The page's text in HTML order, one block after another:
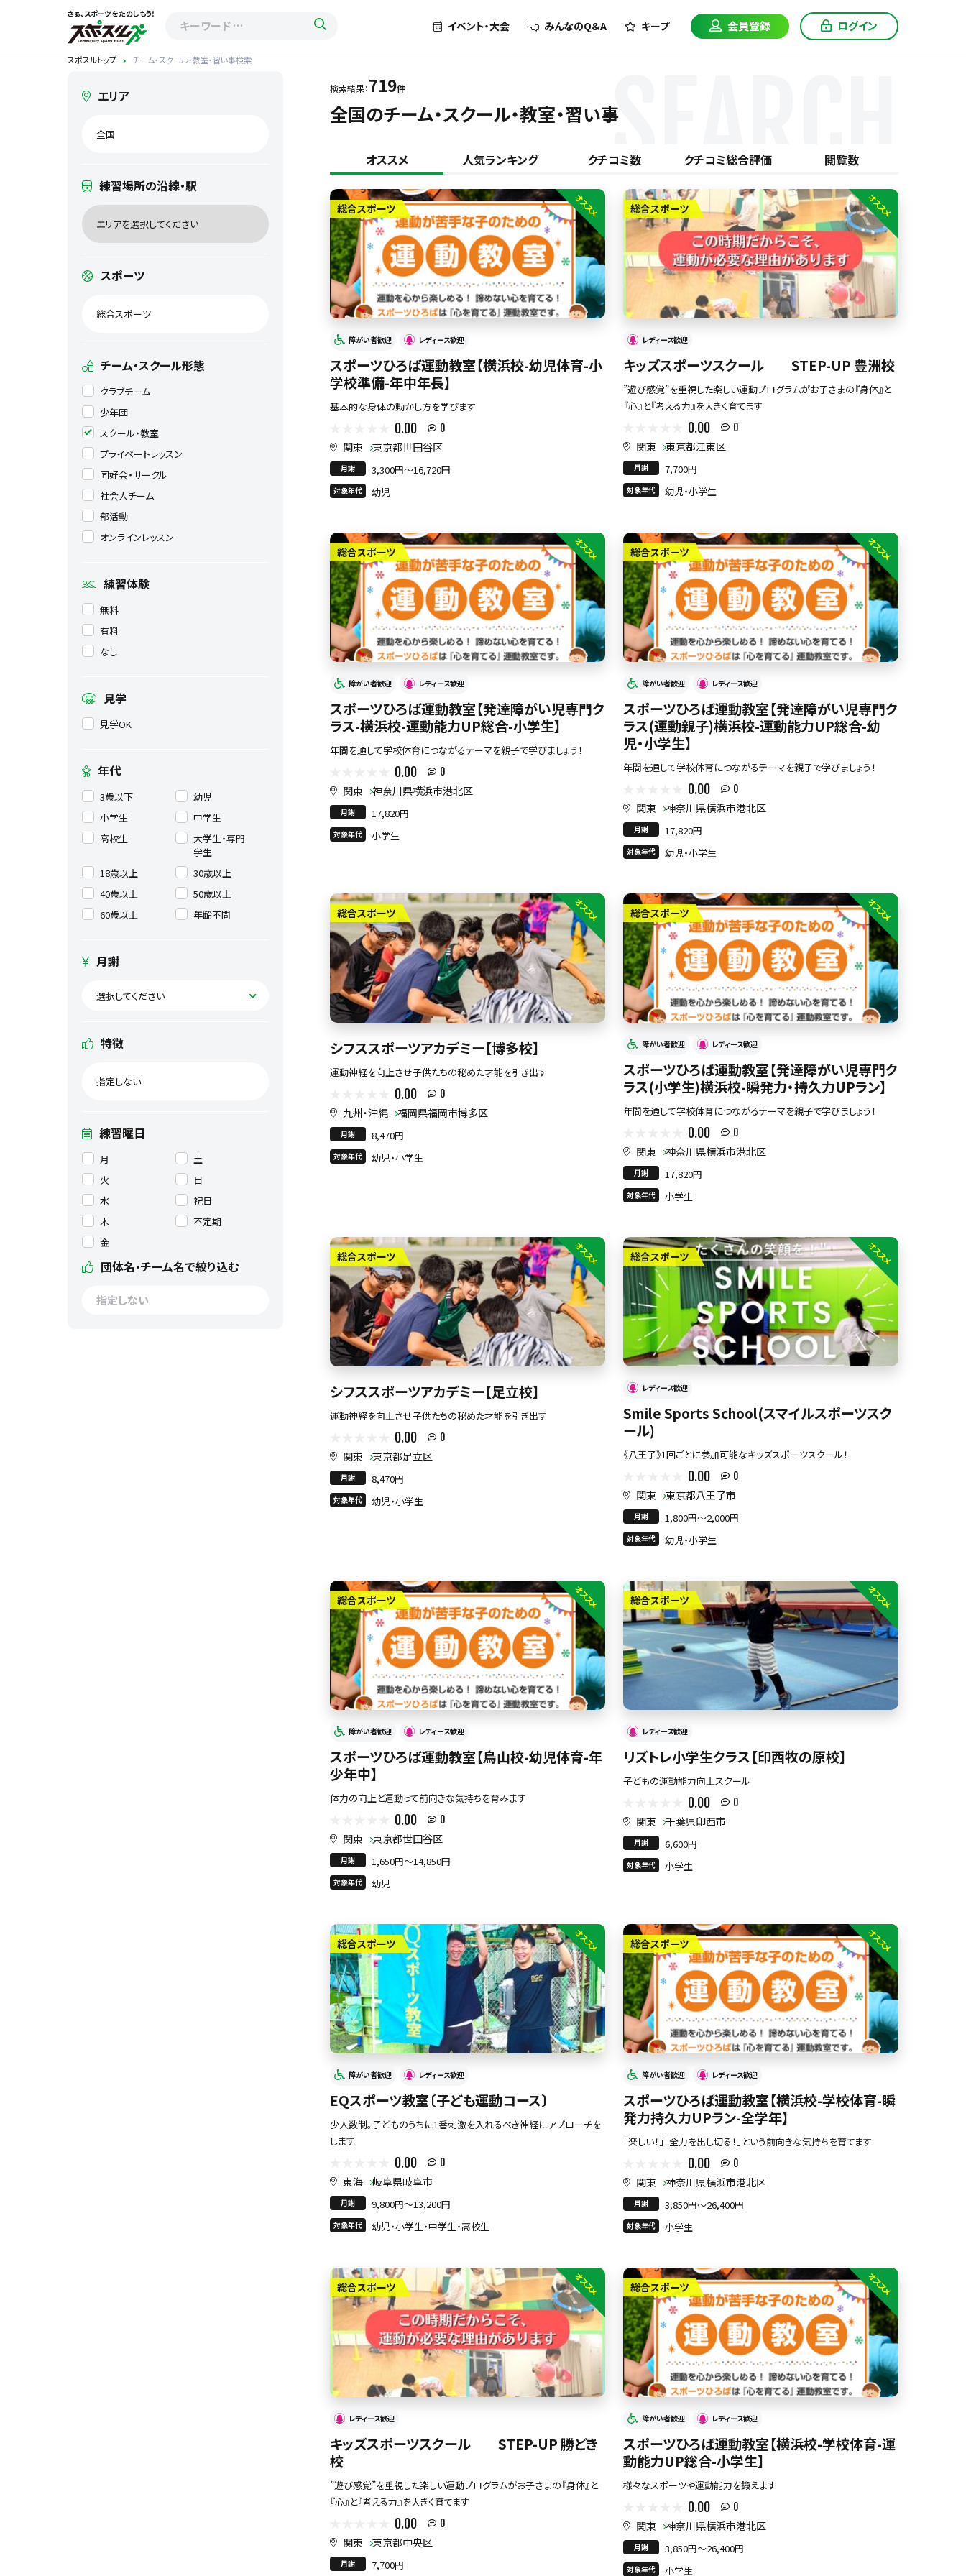
さぁ、スポーツをたのしもう！
イベント・大会 みんなのQ&A キープ 会員登録 ログイン
スポスルトップ チーム・スクール・教室・習い事検索 SEARCH
検索結果：719件
全国のチーム・スクール・教室・習い事
オススメ 人気ランキング クチコミ数 クチコミ総合評価 閲覧数
総合スポーツ オススメ
障がい者歓迎 レディース歓迎
スポーツひろば運動教室【横浜校-幼児体育-小
学校準備-年中年長】
基本的な身体の動かし方を学びます
0.00 0
関東 東京都世田谷区
月謝 3,300円〜16,720円
対象年代 幼児
総合スポーツ オススメ
レディース歓迎
キッズスポーツスクール STEP-UP 豊洲校
”遊び感覚”を重視した楽しい運動プログラムがお子さまの『身体』と
『心』と『考える力』を大きく育てます
0.00 0
関東 東京都江東区
月謝 7,700円
対象年代 幼児・小学生
総合スポーツ オススメ
障がい者歓迎 レディース歓迎
スポーツひろば運動教室【発達障がい児専門ク
ラス-横浜校-運動能力UP総合-小学生】
年間を通して学校体育につながるテーマを親子で学びましょう！
0.00 0
関東 神奈川県横浜市港北区
月謝 17,820円
対象年代 小学生
総合スポーツ オススメ
障がい者歓迎 レディース歓迎
スポーツひろば運動教室【発達障がい児専門ク
ラス(運動親子)横浜校-運動能力UP総合-幼
児・小学生】
年間を通して学校体育につながるテーマを親子で学びましょう！
0.00 0
関東 神奈川県横浜市港北区
月謝 17,820円
対象年代 幼児・小学生
総合スポーツ オススメ
シフススポーツアカデミー【博多校】
運動神経を向上させ子供たちの秘めた才能を引き出す
0.00 0
九州・沖縄 福岡県福岡市博多区
月謝 8,470円
対象年代 幼児・小学生
総合スポーツ オススメ
障がい者歓迎 レディース歓迎
スポーツひろば運動教室【発達障がい児専門ク
ラス(小学生)横浜校-瞬発力・持久力UPラン】
年間を通して学校体育につながるテーマを親子で学びましょう！
0.00 0
関東 神奈川県横浜市港北区
月謝 17,820円
対象年代 小学生
総合スポーツ オススメ
シフススポーツアカデミー【足立校】
運動神経を向上させ子供たちの秘めた才能を引き出す
0.00 0
関東 東京都足立区
月謝 8,470円
対象年代 幼児・小学生
総合スポーツ オススメ
レディース歓迎
Smile Sports School(スマイルスポーツスク
ール)
《八王子》1回ごとに参加可能なキッズスポーツスクール！
0.00 0
関東 東京都八王子市
月謝 1,800円〜2,000円
対象年代 幼児・小学生
総合スポーツ オススメ
障がい者歓迎 レディース歓迎
スポーツひろば運動教室【烏山校-幼児体育-年
少年中】
体力の向上と運動って前向きな気持ちを育みます
0.00 0
関東 東京都世田谷区
月謝 1,650円〜14,850円
対象年代 幼児
総合スポーツ オススメ
レディース歓迎
リズトレ小学生クラス【印西牧の原校】
子どもの運動能力向上スクール
0.00 0
関東 千葉県印西市
月謝 6,600円
対象年代 小学生
総合スポーツ オススメ
障がい者歓迎 レディース歓迎
EQスポーツ教室〔子ども運動コース〕
少人数制。子どものうちに1番刺激を入れるべき神経にアプローチを
します。
0.00 0
東海 岐阜県岐阜市
月謝 9,800円〜13,200円
対象年代 幼児・小学生・中学生・高校生
総合スポーツ オススメ
障がい者歓迎 レディース歓迎
スポーツひろば運動教室【横浜校-学校体育-瞬
発力持久力UPラン-全学年】
「楽しい！」「全力を出し切る！」という前向きな気持ちを育てます
0.00 0
関東 神奈川県横浜市港北区
月謝 3,850円〜26,400円
対象年代 小学生
総合スポーツ オススメ
レディース歓迎
キッズスポーツスクール STEP-UP 勝どき
校
”遊び感覚”を重視した楽しい運動プログラムがお子さまの『身体』と
『心』と『考える力』を大きく育てます
0.00 0
関東 東京都中央区
月謝 7,700円
総合スポーツ オススメ
障がい者歓迎 レディース歓迎
スポーツひろば運動教室【横浜校-学校体育-運
動能力UP総合-小学生】
様々なスポーツや運動能力を鍛えます
0.00 0
関東 神奈川県横浜市港北区
月謝 3,850円〜26,400円
対象年代 小学生
エリア
全国
練習場所の沿線・駅
エリアを選択してください
スポーツ
総合スポーツ
チーム・スクール形態
クラブチーム
少年団
スクール・教室
プライベートレッスン
同好会・サークル
社会人チーム
部活動
オンラインレッスン
練習体験
無料
有料
なし
見学
見学OK
年代
3歳以下
幼児
小学生
中学生
高校生
大学生・専門
学生
18歳以上
30歳以上
40歳以上
50歳以上
60歳以上
年齢不問
月謝
選択してください
特徴
指定しない
練習曜日
月
土
火
日
水
祝日
木
不定期
金
団体名・チーム名で絞り込む